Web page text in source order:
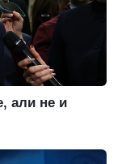
али не и